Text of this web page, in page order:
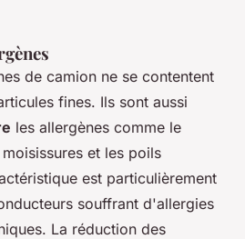
de camion ne se contentent
fines. Ils sont aussi
les allergènes comme le
et les poils
est particulièrement
souffrant d'allergies
La réduction des